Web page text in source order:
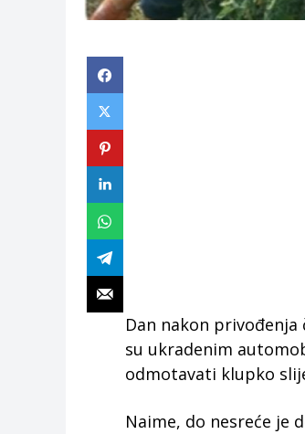
Dan nakon
su ukradenim
odmotavati klupko
Naime, do nesreće je